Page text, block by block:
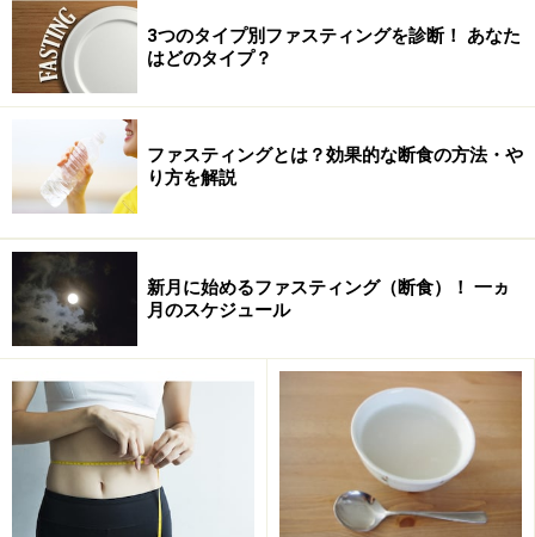
ファスティングに失敗しやすい人のライフスタイル・生活習
慣
ファスティングに成功しやすい人のライフスタイル・生活習
慣
ファスティングに失敗しやすい性格
ファスティングに成功しやすい性格
ファスティングに失敗する人のやり方
3つのタイプ別ファスティングを診断！ あなた
はどのタイプ？
ファスティングとは？効果的な断食の方法・や
り方を解説
新月に始めるファスティング（断食）！ 一ヵ
月のスケジュール